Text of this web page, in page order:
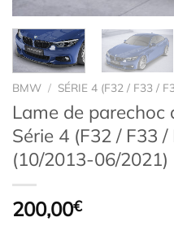
BMW / SÉRIE 4 (F32 / F33 /
Lame de
Série 4 (F32 / F33
(10/2013-06/2021)
200,00€